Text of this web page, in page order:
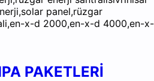
panel,rüzgar
x-d 2000,en-x-d 4000,en-x-
PAKETLERİ